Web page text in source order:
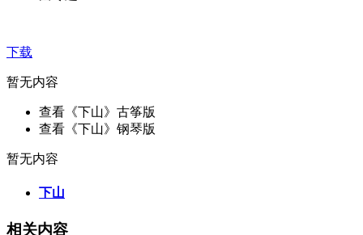
下载
暂无内容
查看《下山》古筝版
查看《下山》钢琴版
暂无内容
下山
相关内容